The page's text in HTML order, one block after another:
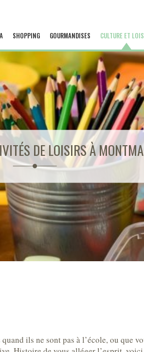
SHOPPING GOURMANDISES CULTURE ET
DE LOISIRS À
ils ne sont pas à l’école, ou que